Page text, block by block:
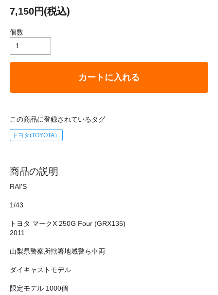
7,150円(税込)
個数
カートに入れる
この商品に登録されているタグ
トヨタ(TOYOTA）
商品の説明
RAI'S
1/43
トヨタ マークX 250G Four (GRX135)
2011
山梨県警察所轄署地域警ら車両
ダイキャストモデル
限定モデル 1000個